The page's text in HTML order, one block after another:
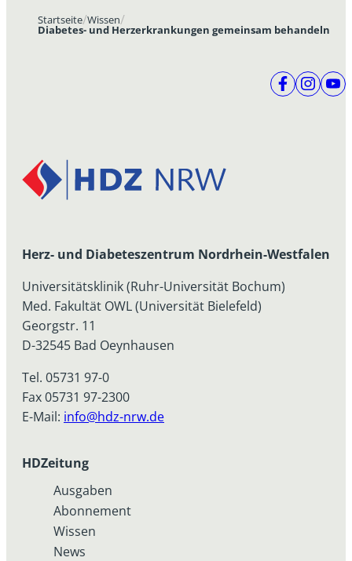
Startseite Wissen
Diabetes- und Herzerkrankungen gemeinsam behandeln
Herz- und Diabeteszentrum Nordrhein-Westfalen
Universitätsklinik (Ruhr-Universität Bochum)
Med. Fakultät OWL (Universität Bielefeld)
Georgstr. 11
D-32545 Bad Oeynhausen
Tel. 05731 97-0
Fax 05731 97-2300
E-Mail: info@hdz-nrw.de
HDZeitung
Ausgaben
Abonnement
Wissen
News